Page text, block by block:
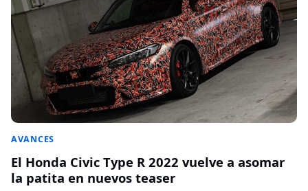
AVANCES
El Honda Civic Type R 2022 vuelve a asomar
la patita en nuevos teaser